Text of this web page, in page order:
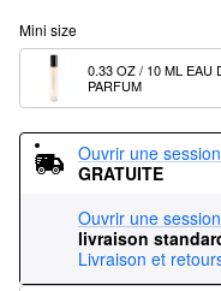
Mini size
0.33 OZ / 10 ML EAU
Ouvrir une session
GRATUITE
Ouvrir une session
livraison
Livraison et